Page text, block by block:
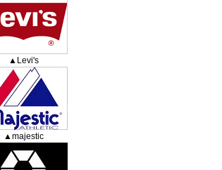
▲Levi's
▲majestic